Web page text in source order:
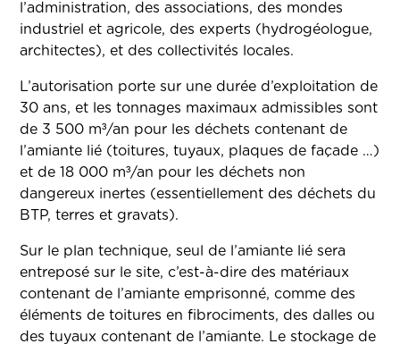
l’administration, des associations, des mondes
industriel et agricole, des experts (hydrogéologue,
architectes), et des collectivités locales.
L’autorisation porte sur une durée d’exploitation de
30 ans, et les tonnages maximaux admissibles sont
de 3 500 m³/an pour les déchets contenant de
l’amiante lié (toitures, tuyaux, plaques de façade …)
et de 18 000 m³/an pour les déchets non
dangereux inertes (essentiellement des déchets du
BTP, terres et gravats).
Sur le plan technique, seul de l’amiante lié sera
entreposé sur le site, c’est-à-dire des matériaux
contenant de l’amiante emprisonné, comme des
éléments de toitures en fibrociments, des dalles ou
des tuyaux contenant de l’amiante. Le stockage de